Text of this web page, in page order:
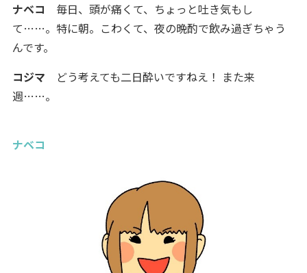
ナベコ 毎日、頭が痛くて、ちょっと吐き気もし
て……。特に朝。こわくて、夜の晩酌で飲み過ぎちゃう
んです。
コジマ どう考えても二日酔いですねえ！ また来
週……。
ナベコ